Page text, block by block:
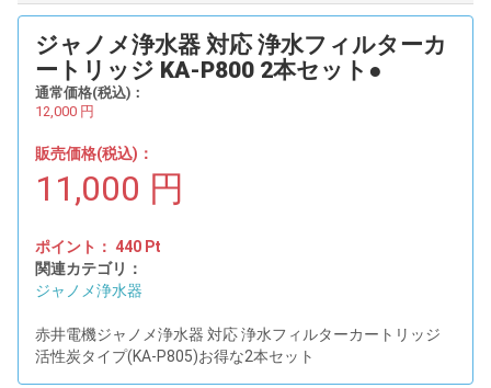
ジャノメ浄水器 対応 浄水フィルターカ
ートリッジ KA-P800 2本セット●
通常価格(税込)：
12,000 円
販売価格(税込)：
11,000 円
ポイント： 440 Pt
関連カテゴリ：
ジャノメ浄水器
赤井電機ジャノメ浄水器 対応 浄水フィルターカートリッジ
活性炭タイプ(KA-P805)お得な2本セット